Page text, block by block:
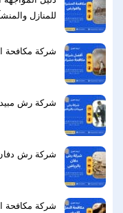
للمنازل
شركة مكافحة
شركة رش
شركة رش
شركة مكافحة